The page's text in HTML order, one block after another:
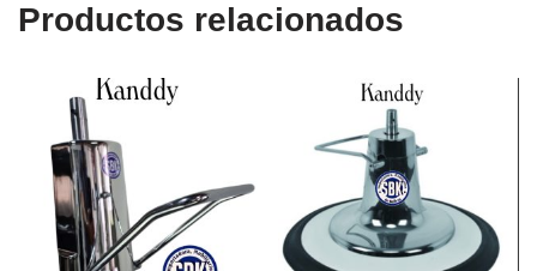
Productos relacionados